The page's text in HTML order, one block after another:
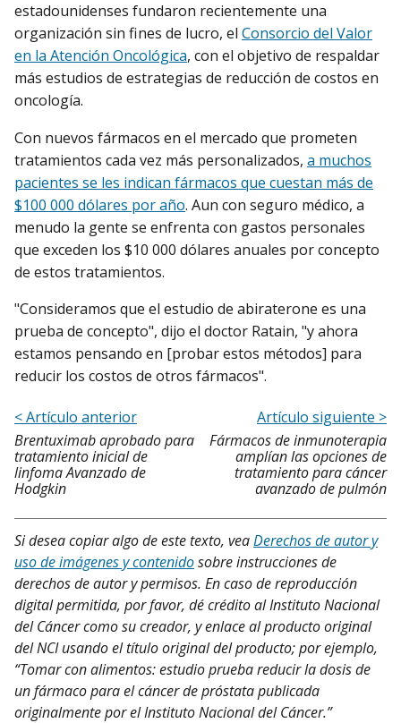
estadounidenses fundaron recientemente una
organización sin fines de lucro, el Consorcio del Valor
en la Atención Oncológica, con el objetivo de respaldar
más estudios de estrategias de reducción de costos en
oncología.
Con nuevos fármacos en el mercado que prometen
tratamientos cada vez más personalizados, a muchos
pacientes se les indican fármacos que cuestan más de
$100 000 dólares por año. Aun con seguro médico, a
menudo la gente se enfrenta con gastos personales
que exceden los $10 000 dólares anuales por concepto
de estos tratamientos.
"Consideramos que el estudio de abiraterone es una
prueba de concepto", dijo el doctor Ratain, "y ahora
estamos pensando en [probar estos métodos] para
reducir los costos de otros fármacos".
< Artículo anterior
Brentuximab aprobado para
tratamiento inicial de
linfoma Avanzado de
Hodgkin
Artículo siguiente >
Fármacos de inmunoterapia
amplían las opciones de
tratamiento para cáncer
avanzado de pulmón
Si desea copiar algo de este texto, veaDerechos de autor y
uso de imágenes y contenidosobre instrucciones de
derechos de autor y permisos. En caso de reproducción
digital permitida, por favor, dé crédito al Instituto Nacional
del Cáncer como su creador, y enlace al producto original
del NCI usando el título original del producto; por ejemplo,
“Tomar con alimentos: estudio prueba reducir la dosis de
un fármaco para el cáncer de próstata publicada
originalmente por el Instituto Nacional del Cáncer.”